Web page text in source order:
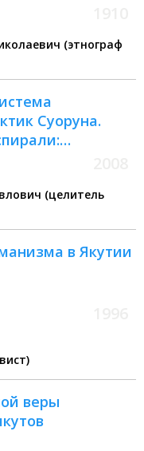
(этнограф
Суоруна.
(целитель
в Якутии
веры